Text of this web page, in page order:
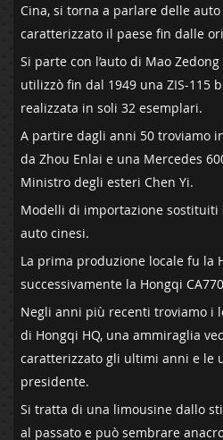
Cina, si torna a parlare delle
caratterizzato il paese fin dalle
Si parte con l’auto di Mao
utilizzò fin dal 1949 una ZIS-115
realizzata in soli 32 esemplari.
A partire dagli anni 50 troviamo
da Zhou Enlai e una Mercedes
Ministro degli esteri Chen Yi.
Modelli di importazione sostituiti
auto cinesi.
La prima produzione locale fu la
successivamente la Hongqi
Negli anni più recenti troviamo i
di Hongqi HQ, una ammiraglia
caratterizzato gli ultimi anni e le
presidente.
Si tratta di una limousine dallo
al passato e può sembrare